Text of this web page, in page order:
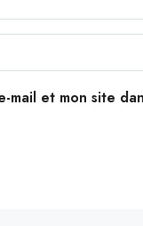
mail et mon site